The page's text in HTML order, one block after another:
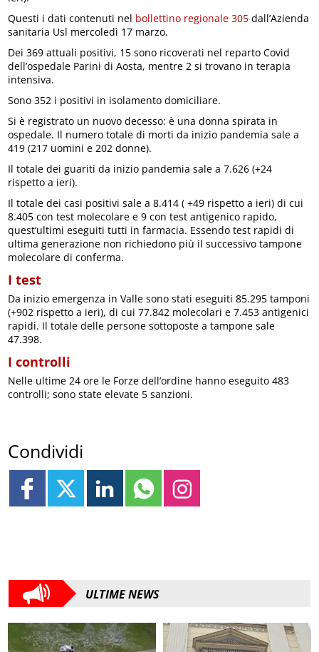
Questi i dati contenuti nel bollettino regionale 305 dall’Azienda
sanitaria Usl mercoledì 17 marzo.
Dei 369 attuali positivi, 15 sono ricoverati nel reparto Covid
dell’ospedale Parini di Aosta, mentre 2 si trovano in terapia
intensiva.
Sono 352 i positivi in isolamento domiciliare.
Si è registrato un nuovo decesso: è una donna spirata in
ospedale. Il numero totale di morti da inizio pandemia sale a
419 (217 uomini e 202 donne).
Il totale dei guariti da inizio pandemia sale a 7.626 (+24
rispetto a ieri).
Il totale dei casi positivi sale a 8.414 ( +49 rispetto a ieri) di cui
8.405 con test molecolare e 9 con test antigenico rapido,
quest’ultimi eseguiti tutti in farmacia. Essendo test rapidi di
ultima generazione non richiedono più il successivo tampone
molecolare di conferma.
I test
Da inizio emergenza in Valle sono stati eseguiti 85.295 tamponi
(+902 rispetto a ieri), di cui 77.842 molecolari e 7.453 antigenici
rapidi. Il totale delle persone sottoposte a tampone sale
47.398.
I controlli
Nelle ultime 24 ore le Forze dell’ordine hanno eseguito 483
controlli; sono state elevate 5 sanzioni.
Condividi
ULTIME NEWS